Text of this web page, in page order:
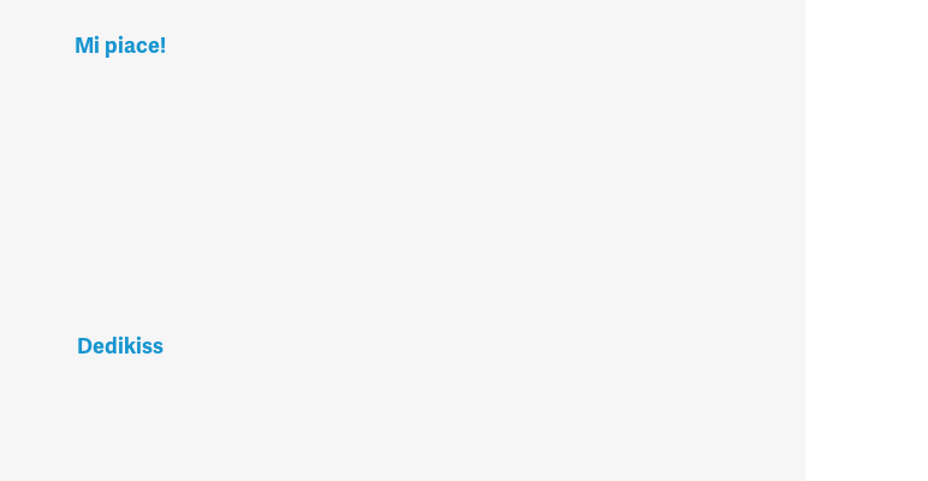
Mi piace!
Dedikiss